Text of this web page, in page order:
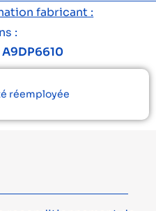
fabricant :
:
réemployée